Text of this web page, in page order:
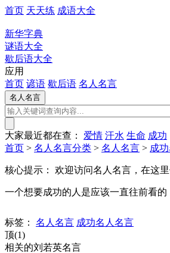
首页 天天练 成语大全
新华字典
谜语大全
歇后语大全
应用
首页 谚语 歇后语 名人名言
大家最近都在查： 爱情 汗水 生命 成功
首页 > 名人名言分类 > 名人名言 > 成
核心提示： 欢迎访问名人名言，在这
一个想要成功的人是应该一直往前看
标签：
名人名言 成功名人名言
顶(1)
相关的刘若英名言